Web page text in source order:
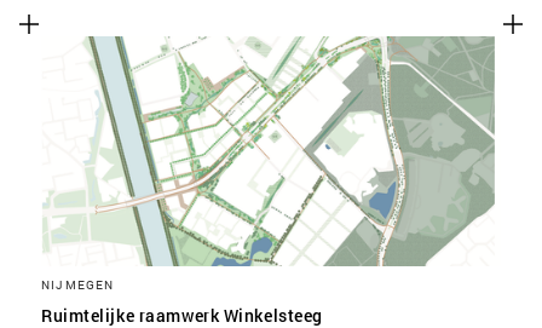
NIJMEGEN
Ruimtelijke raamwerk Winkelsteeg